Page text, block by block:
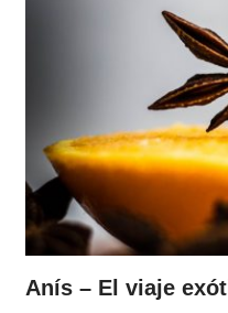
Anís – El viaje